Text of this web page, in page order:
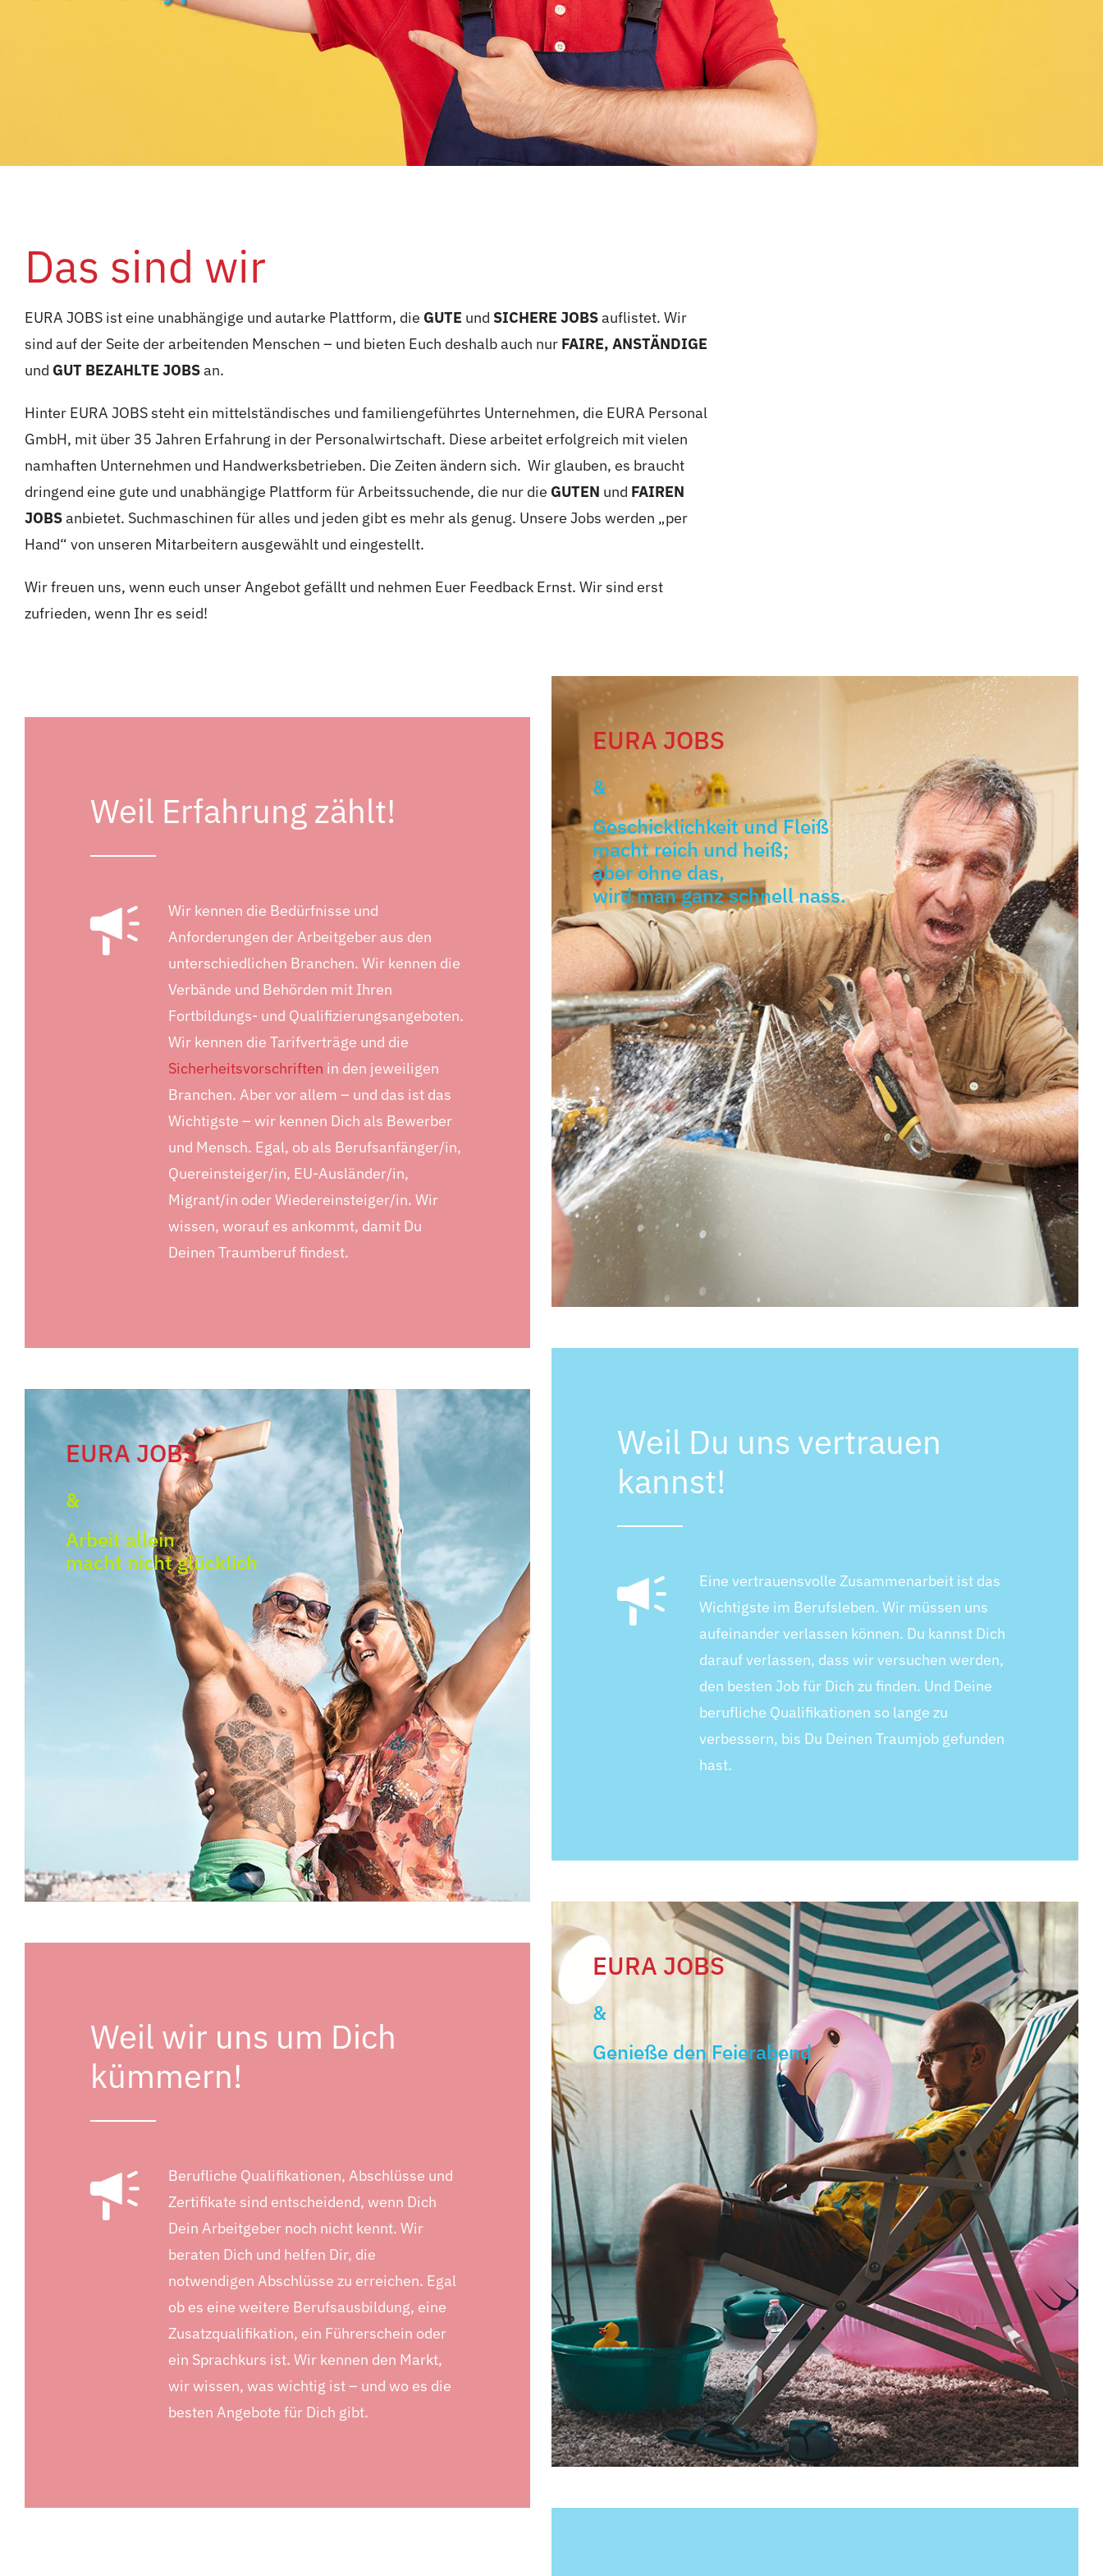
Das sind wir
EURA JOBS ist eine unabhängige und autarke Plattform, die GUTE und SICHERE JOBSauflistet. Wir
sind auf der Seite der arbeitenden Menschen – und bieten Euch deshalb auch nur FAIRE, ANSTÄNDIGE
und GUT BEZAHLTE JOBSan.
Hinter EURA JOBS steht ein mittelständisches und familiengeführtes Unternehmen, die EURA Personal
GmbH, mit über 35 Jahren Erfahrung in der Personalwirtschaft. Diese arbeitet erfolgreich mit vielen
namhaften Unternehmen und Handwerksbetrieben. Die Zeiten ändern sich. Wir glauben, es braucht
dringend eine gute und unabhängige Plattform für Arbeitssuchende, die nur die GUTEN und FAIREN
JOBSanbietet. Suchmaschinen für alles und jeden gibt es mehr als genug. Unsere Jobs werden „per
Hand“ von unseren Mitarbeitern ausgewählt und eingestellt.
Wir freuen uns, wenn euch unser Angebot gefällt und nehmen Euer Feedback Ernst. Wir sind erst
zufrieden, wenn Ihr es seid!
Weil Erfahrung zählt!
Wir kennen die Bedürfnisse und
Anforderungen der Arbeitgeber aus den
unterschiedlichen Branchen. Wir kennen die
Verbände und Behörden mit Ihren
Fortbildungs- und Qualifizierungsangeboten.
Wir kennen die Tarifverträge und die
Sicherheitsvorschriften in den jeweiligen
Branchen. Aber vor allem – und das ist das
Wichtigste – wir kennen Dich als Bewerber
und Mensch. Egal, ob als Berufsanfänger/in,
Quereinsteiger/in, EU-Ausländer/in,
Migrant/in oder Wiedereinsteiger/in. Wir
wissen, worauf es ankommt, damit Du
Deinen Traumberuf findest.
EURA JOBS
&
Geschicklichkeit und Fleiß
macht reich und heiß;
aber ohne das,
wird man ganz schnell nass.
EURA JOBS
&
Arbeit allein
macht nicht glücklich
Weil Du uns vertrauen
kannst!
Eine vertrauensvolle Zusammenarbeit ist das
Wichtigste im Berufsleben. Wir müssen uns
aufeinander verlassen können. Du kannst Dich
darauf verlassen, dass wir versuchen werden,
den besten Job für Dich zu finden. Und Deine
berufliche Qualifikationen so lange zu
verbessern, bis Du Deinen Traumjob gefunden
hast.
Weil wir uns um Dich
kümmern!
Berufliche Qualifikationen, Abschlüsse und
Zertifikate sind entscheidend, wenn Dich
Dein Arbeitgeber noch nicht kennt. Wir
beraten Dich und helfen Dir, die
notwendigen Abschlüsse zu erreichen. Egal
ob es eine weitere Berufsausbildung, eine
Zusatzqualifikation, ein Führerschein oder
ein Sprachkurs ist. Wir kennen den Markt,
wir wissen, was wichtig ist – und wo es die
besten Angebote für Dich gibt.
EURA JOBS
&
Genieße den Feierabend